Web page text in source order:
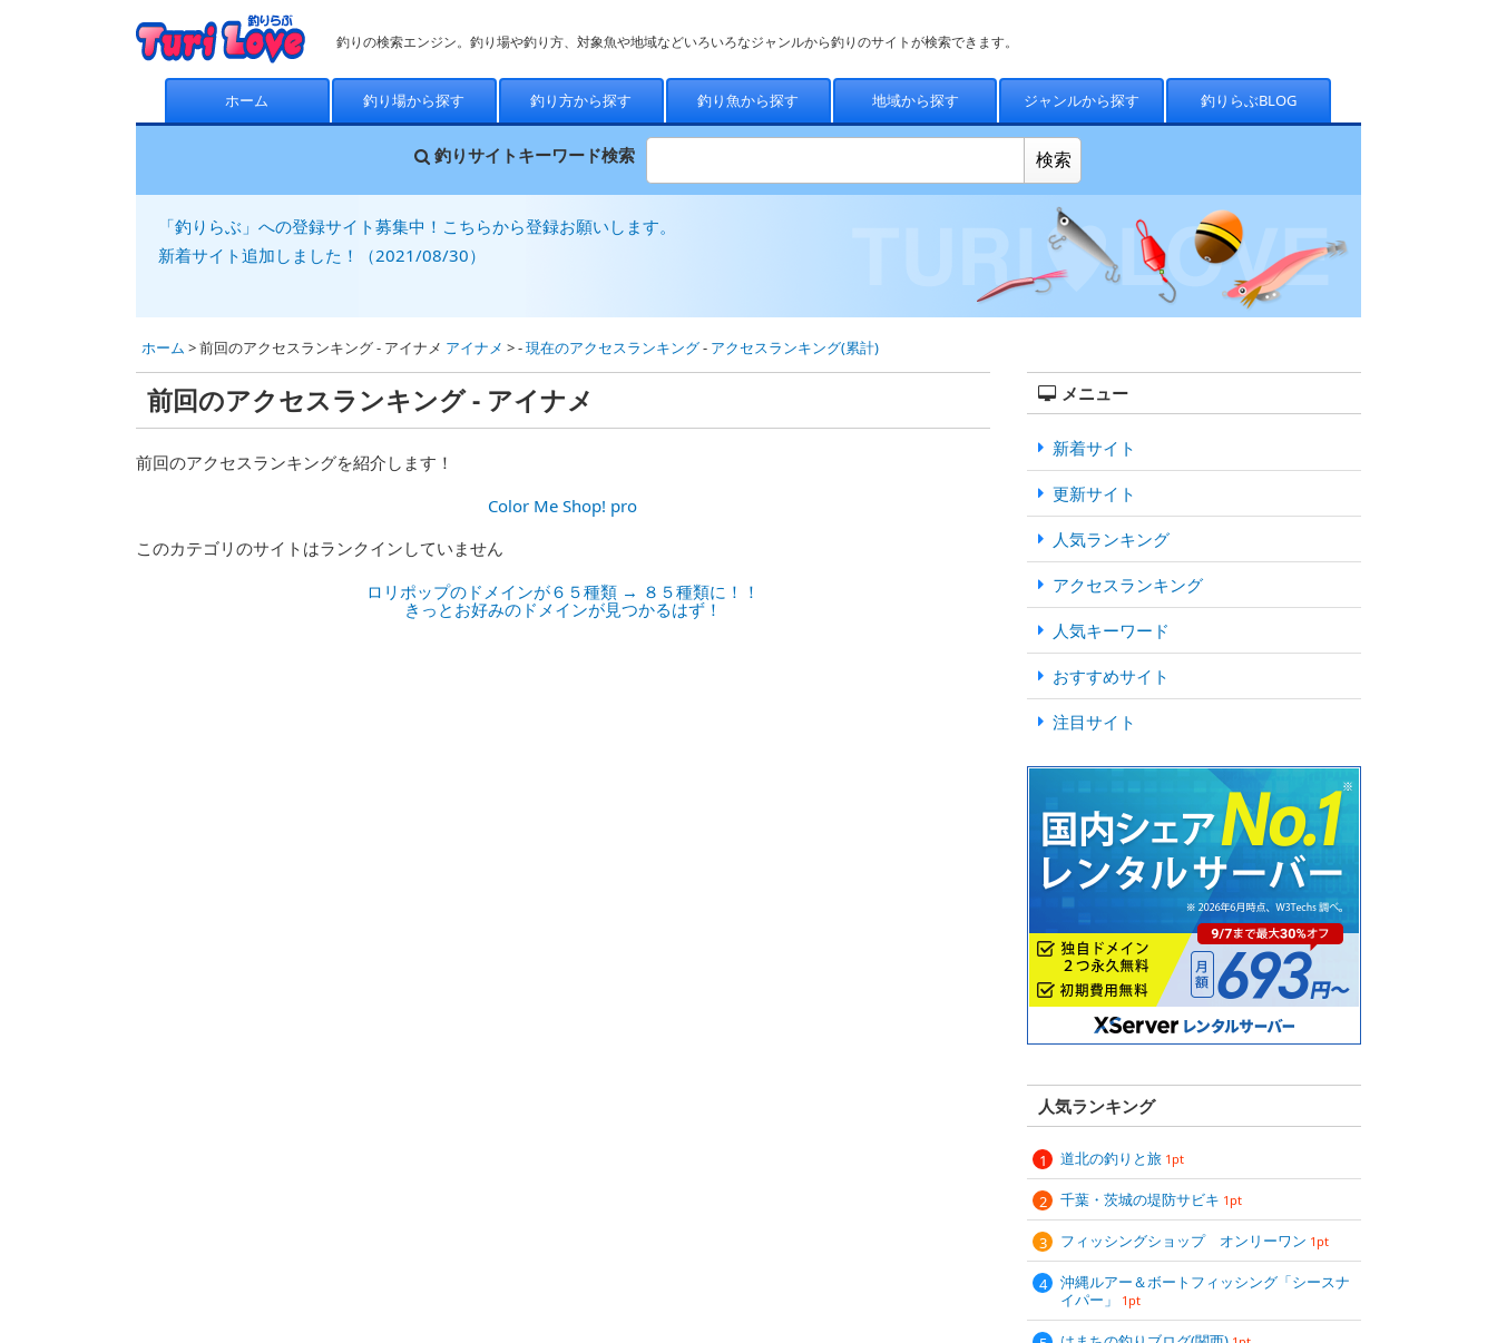
釣りの検索エンジン。釣り場や釣り方、対象魚や地域などいろいろなジャンルから釣りのサイトが検索できます。
ホーム 釣り場から探す 釣り方から探す 釣り魚から探す 地域から探す ジャンルから探す 釣りらぶBLOG
釣りサイトキーワード検索
「釣りらぶ」への登録サイト募集中！こちらから登録お願いします。
新着サイト追加しました！（2021/08/30）
ホーム > 前回のアクセスランキング - アイナメ アイナメ > -現在のアクセスランキング- アクセスランキング(累計)
前回のアクセスランキング - アイナメ
前回のアクセスランキングを紹介します！
Color Me Shop! pro
このカテゴリのサイトはランクインしていません
ロリポップのドメインが６５種類 → ８５種類に！！
きっとお好みのドメインが見つかるはず！
メニュー
新着サイト
更新サイト
人気ランキング
アクセスランキング
人気キーワード
おすすめサイト
注目サイト
人気ランキング
道北の釣りと旅 1pt
千葉・茨城の堤防サビキ 1pt
フィッシングショップ オンリーワン 1pt
沖縄ルアー＆ボートフィッシング「シースナ
イパー」
1pt